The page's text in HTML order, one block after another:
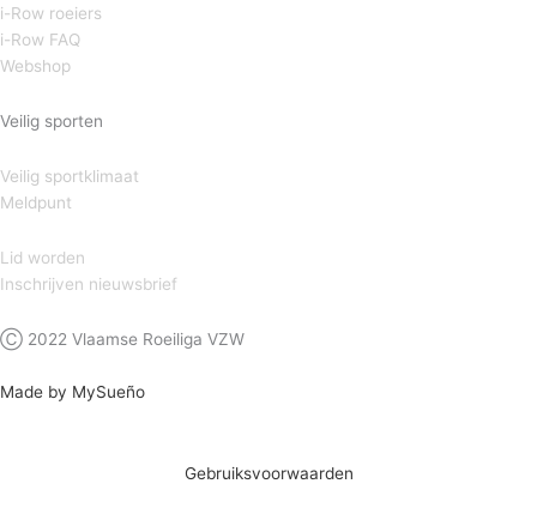
i-Row roeiers
i-Row FAQ
Webshop
Veilig sporten
Veilig sportklimaat
Meldpunt
Lid worden
Inschrijven nieuwsbrief
Ⓒ 2022 Vlaamse Roeiliga VZW
Made by MySueño
Gebruiksvoorwaarden